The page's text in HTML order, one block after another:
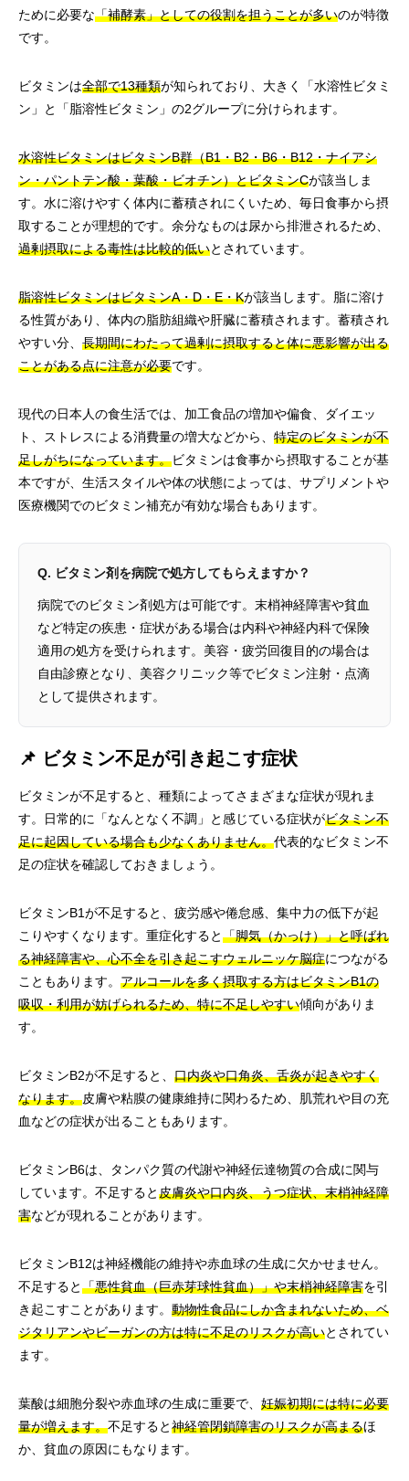
ために必要な「補酵素」としての役割を担うことが多いのが特徴
です。
ビタミンは全部で13種類が知られており、大きく「水溶性ビタミ
ン」と「脂溶性ビタミン」の2グループに分けられます。
水溶性ビタミンはビタミンB群（B1・B2・B6・B12・ナイアシ
ン・パントテン酸・葉酸・ビオチン）とビタミンCが該当しま
す。水に溶けやすく体内に蓄積されにくいため、毎日食事から摂
取することが理想的です。余分なものは尿から排泄されるため、
過剰摂取による毒性は比較的低いとされています。
脂溶性ビタミンはビタミンA・D・E・Kが該当します。脂に溶け
る性質があり、体内の脂肪組織や肝臓に蓄積されます。蓄積され
やすい分、 長期間にわたって過剰に摂取すると体に悪影響が出る
ことがある点に注意が必要です。
現代の日本人の食生活では、加工食品の増加や偏食、ダイエッ
ト、ストレスによる消費量の増大などから、 特定のビタミンが不
足しがちになっています。ビタミンは食事から摂取することが基
本ですが、生活スタイルや体の状態によっては、サプリメントや
医療機関でのビタミン補充が有効な場合もあります。
Q. ビタミン剤を病院で処方してもらえますか？
病院でのビタミン剤処方は可能です。末梢神経障害や貧血
など特定の疾患・症状がある場合は内科や神経内科で保険
適用の処方を受けられます。美容・疲労回復目的の場合は
自由診療となり、美容クリニック等でビタミン注射・点滴
として提供されます。
📌 ビタミン不足が引き起こす症状
ビタミンが不足すると、種類によってさまざまな症状が現れま
す。日常的に「なんとなく不調」と感じている症状がビタミン不
足に起因している場合も少なくありません。代表的なビタミン不
足の症状を確認しておきましょう。
ビタミンB1が不足すると、疲労感や倦怠感、集中力の低下が起
こりやすくなります。重症化すると「脚気（かっけ）」と呼ばれ
る神経障害や、心不全を引き起こすウェルニッケ脳症につながる
こともあります。 アルコールを多く摂取する方はビタミンB1の
吸収・利用が妨げられるため、特に不足しやすい傾向がありま
す。
ビタミンB2が不足すると、 口内炎や口角炎、舌炎が起きやすく
なります。皮膚や粘膜の健康維持に関わるため、肌荒れや目の充
血などの症状が出ることもあります。
ビタミンB6は、タンパク質の代謝や神経伝達物質の合成に関与
しています。不足すると皮膚炎や口内炎、うつ症状、末梢神経障
害などが現れることがあります。
ビタミンB12は神経機能の維持や赤血球の生成に欠かせません。
不足すると「悪性貧血（巨赤芽球性貧血）」や末梢神経障害を引
き起こすことがあります。 動物性食品にしか含まれないため、ベ
ジタリアンやビーガンの方は特に不足のリスクが高いとされてい
ます。
葉酸は細胞分裂や赤血球の生成に重要で、 妊娠初期には特に必要
量が増えます。不足すると神経管閉鎖障害のリスクが高まるほ
か、貧血の原因にもなります。